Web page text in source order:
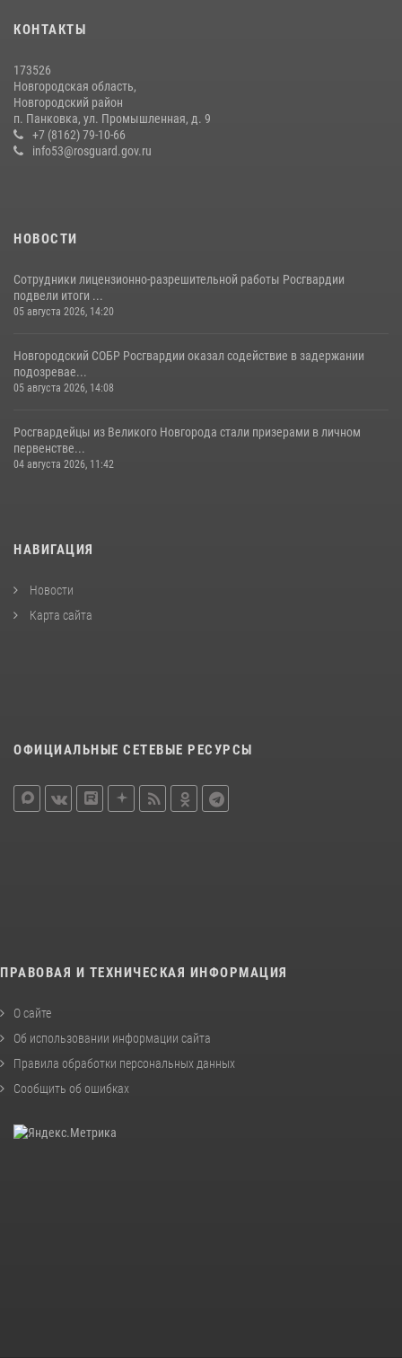
КОНТАКТЫ
173526
Новгородская область,
Новгородский район
п. Панковка, ул. Промышленная, д. 9
+7 (8162) 79-10-66
info53@rosguard.gov.ru
НОВОСТИ
Сотрудники лицензионно-разрешительной работы Росгвардии
подвели итоги ...
05 августа 2026, 14:20
Новгородский СОБР Росгвардии оказал содействие в задержании
подозревае...
05 августа 2026, 14:08
Росгвардейцы из Великого Новгорода стали призерами в личном
первенстве...
04 августа 2026, 11:42
НАВИГАЦИЯ
Новости
Карта сайта
ОФИЦИАЛЬНЫЕ СЕТЕВЫЕ РЕСУРСЫ
ПРАВОВАЯ И ТЕХНИЧЕСКАЯ ИНФОРМАЦИЯ
О сайте
Об использовании информации сайта
Правила обработки персональных данных
Сообщить об ошибках